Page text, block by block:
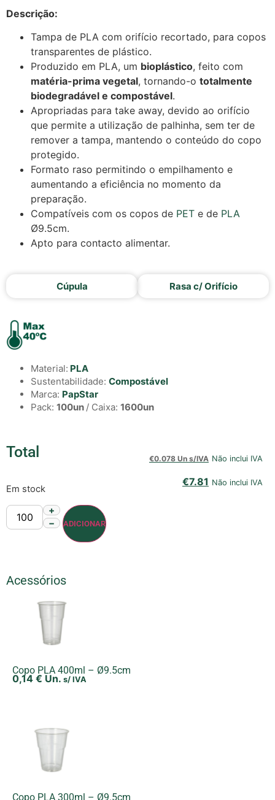
Descrição:
Tampa de PLA com orifício recortado, para copos
transparentes de plástico.
Produzido em PLA, um bioplástico, feito com
matéria-prima vegetal, tornando-o totalmente
biodegradável e compostável.
Apropriadas para take away, devido ao orifício
que permite a utilização de palhinha, sem ter de
remover a tampa, mantendo o conteúdo do copo
protegido.
Formato raso permitindo o empilhamento e
aumentando a eficiência no momento da
preparação.
Compatíveis com os copos de PET e de PLA
Ø9.5cm.
Apto para contacto alimentar.
Cúpula Rasa c/ Orifício
Material: PLA
Sustentabilidade: Compostável
Marca: PapStar
Pack: 100un / Caixa: 1600un
Total €0.078 Un s/IVA Não inclui IVA
€7.81 Não inclui IVA
Em stock
+
−
ADICIONAR
Acessórios
Copo PLA 400ml – Ø9.5cm
0,14 € Un. s/ IVA
Copo PLA 300ml – Ø9.5cm